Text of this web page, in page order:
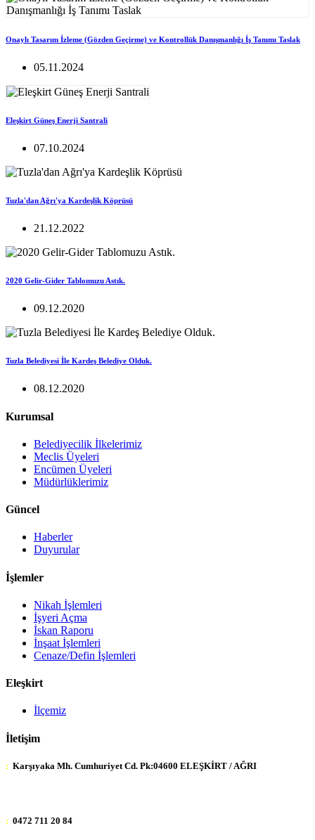
Onaylı Tasarım İzleme (Gözden Geçirme) ve Kontrollük Danışmanlığı İş Tanımı Taslak
05.11.2024
Eleşkirt Güneş Enerji Santrali
07.10.2024
Tuzla'dan Ağrı'ya Kardeşlik Köprüsü
21.12.2022
2020 Gelir-Gider Tablomuzu Astık.
09.12.2020
Tuzla Belediyesi İle Kardeş Belediye Olduk.
08.12.2020
Kurumsal
Belediyecilik İlkelerimiz
Meclis Üyeleri
Encümen Üyeleri
Müdürlüklerimiz
Güncel
Haberler
Duyurular
İşlemler
Nikah İşlemleri
İşyeri Açma
İskan Raporu
İnşaat İşlemleri
Cenaze/Defin İşlemleri
Eleşkirt
İlçemiz
İletişim
: Karşıyaka Mh. Cumhuriyet Cd. Pk:04600 ELEŞKİRT / AĞRI
: 0472 711 20 84